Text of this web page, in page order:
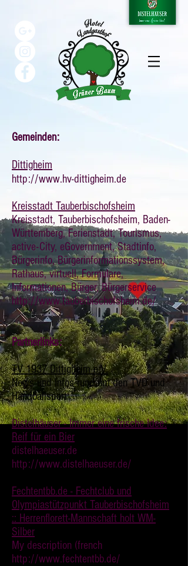
Gemeinden:
Dittigheim
http://www.hv-dittigheim.de
Kreisstadt Tauberbischofsheim
Kreisstadt, Tauberbischofsheim, Baden-
Württemberg, Ferienstadt, Tourismus,
active-City, eGovernment, Stadtinfo,
Bürgerinfo, Bürgerinformationssystem,
Rathaus, virtuell, Formulare,
Informationen, Bürger, Bürgerservice
http://www.tauberbischofsheim.de/
Partnerlinks:
TV 1937 Dittigheim e.V.
News und Infos rund um den TVD und
Handballsport
Distelhäuser - Immer eine frische Idee:
Reif für ein Bier
distelhaeuser.de
http://www.distelhaeuser.de/
Fechtentbb.de - Fechtclub und
Olympiastützpunkt Tauberbischofsheim
:: Herrenflorett-Mannschaft holt WM-
Silber
My description (french
http://www.fechtentbb.de/